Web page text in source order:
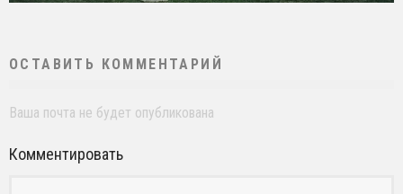
ОСТАВИТЬ КОММЕНТАРИЙ
Ваша почта не будет опубликована
Комментировать